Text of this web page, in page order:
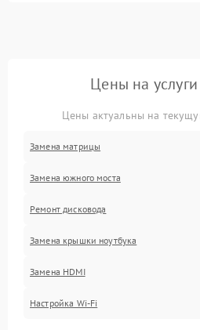
Цены на
Цены актуальны на
Замена матрицы
Замена южного моста
Ремонт дисковода
Замена крышки ноутбука
Замена HDMI
Настройка Wi-Fi